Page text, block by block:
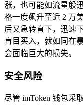
涨，也可能如流星般
格一度飙升至近 2 万
后又急转直下，迅速
盲目买入，就如同在
会面临巨大的损失。
安全风险
尽管 imToken 钱包采